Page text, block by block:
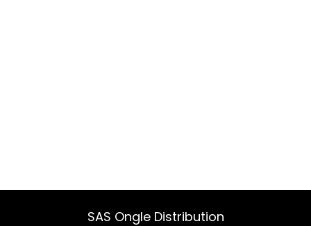
SAS Ongle Distribution